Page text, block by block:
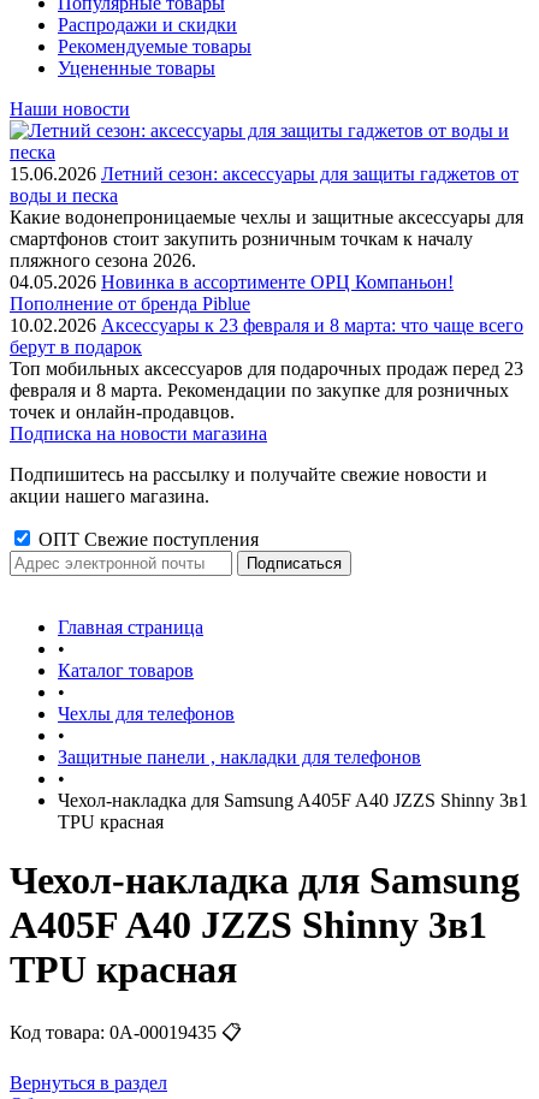
Распродажи и скидки
Рекомендуемые товары
Уцененные товары
Наши новости
15.06.2026 Летний сезон: аксессуары для защиты гаджетов от
воды и песка
Какие водонепроницаемые чехлы и защитные аксессуары для
смартфонов стоит закупить розничным точкам к началу
пляжного сезона 2026.
04.05.2026 Новинка в ассортименте OРЦ Компаньон!
Пополнение от бренда Piblue
10.02.2026 Аксессуары к 23 февраля и 8 марта: что чаще всего
берут в подарок
Топ мобильных аксессуаров для подарочных продаж перед 23
февраля и 8 марта. Рекомендации по закупке для розничных
точек и онлайн-продавцов.
Подписка на новости магазина
Подпишитесь на рассылку и получайте свежие новости и
акции нашего магазина.
ОПТ Свежие поступления
Главная страница
•
Каталог товаров
•
Чехлы для телефонов
•
Защитные панели , накладки для телефонов
•
Чехол-накладка для Samsung A405F A40 JZZS Shinny 3в1
TPU красная
Чехол-накладка для Samsung
A405F A40 JZZS Shinny 3в1
TPU красная
Код товара: 0А-00019435 📋
Вернуться в раздел